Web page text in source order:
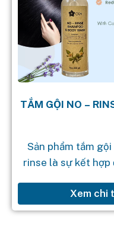
TẮM GỘI NO –
Sản phẩm tắm
rinse là sự kết hợp
giúp bạn có một
gội...
Xem chi